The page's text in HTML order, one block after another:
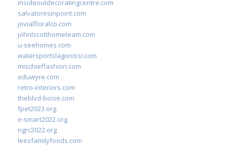
insideoutdecoratingcentre.com
salvatoresinpoint.com
jovialfloralco.com
johnlscotthometeam.com
u-seehomes.com
watersportslagonissi.com
mischieffashion.com
eduwyre.com
retro-interiors.com
theblvd-boise.com
fpet2023.org
e-smart2022.org
ngrc2022.org
leesfamilyfoods.com